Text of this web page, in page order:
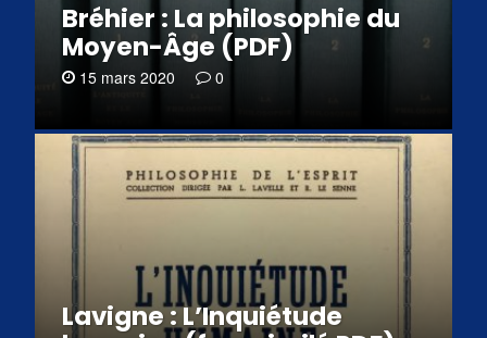
Bréhier : La philosophie du
Moyen-Âge (PDF)
15 mars 2020 0
Lavigne : L’Inquiétude